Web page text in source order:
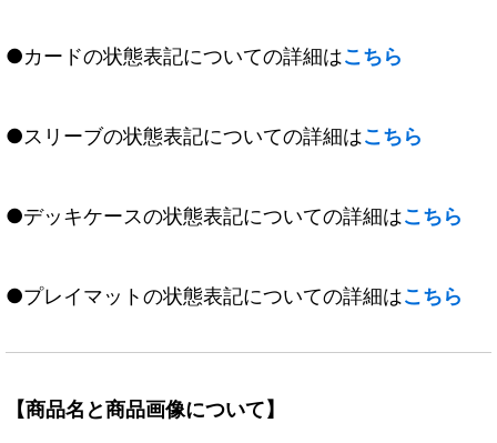
●カードの状態表記についての詳細はこちら
●スリーブの状態表記についての詳細はこちら
●デッキケースの状態表記についての詳細はこちら
●プレイマットの状態表記についての詳細はこちら
【商品名と商品画像について】